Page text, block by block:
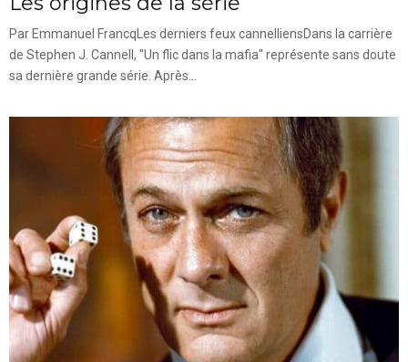
Par Emmanuel FrancqLes derniers feux cannelliensDans la carrière
de Stephen J. Cannell, "Un flic dans la mafia" représente sans doute
sa dernière grande série. Après...